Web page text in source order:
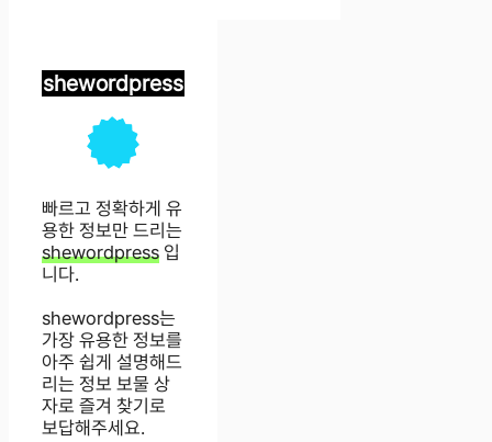
shewordpress
빠르고 정확하게 유
용한 정보만 드리는
shewordpress 입
니다.
shewordpress는
가장 유용한 정보를
아주 쉽게 설명해드
리는 정보 보물 상
자로 즐겨 찾기로
보답해주세요.